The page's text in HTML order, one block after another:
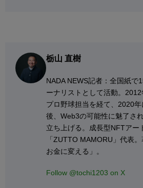
栃山 直樹
NADA NEWS記者：全国紙で
ーナリストとして活動。
プロ野球担当を経て、2020
後、Web3の可能性に魅了さ
立ち上げる。成長型NFTアー
「ZUTTO MAMORU」代表
お金に変える」。
Follow @tochi1203 on X